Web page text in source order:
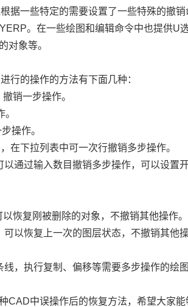
据一些特定的需要设置了一些特殊的撤
。在一些绘图和编辑命令中也提供U
对象等。
行的操作的方法有下面几种：
销一步操作。
操作。
在下拉列表中可一次行撤销多步操作。
以通过输入数目撤销多步操作，可以设置
恢复刚被删除的对象，不撤销其他操作。
可以恢复上一次的图层状态，不撤销其他
，执行复制、偏移等需要多步操作的绘
CAD中误操作后的恢复方法，希望大家